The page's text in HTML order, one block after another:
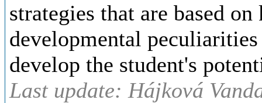
strategies that are based
developmental
develop the student's
Last update: Hájková